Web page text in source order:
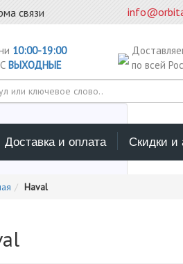
связи
10:00-19:00
ВЫХОДНЫЕ
по всей
каталог поиска
Доставка и оплата Скидки и
Haval